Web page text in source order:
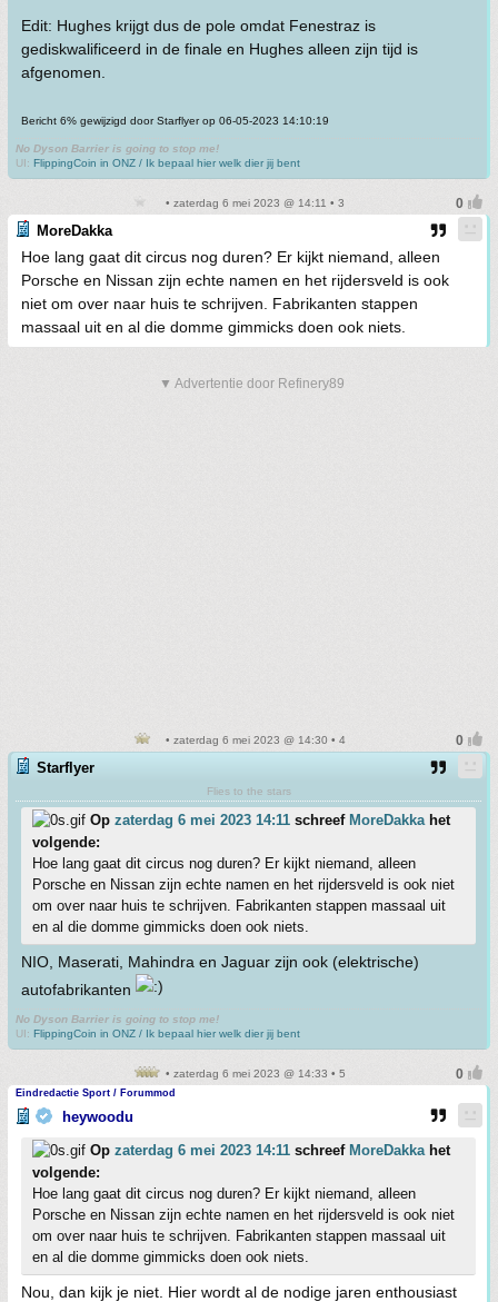
Edit: Hughes krijgt dus de pole omdat Fenestraz is
gediskwalificeerd in de finale en Hughes alleen zijn tijd is
afgenomen.
Bericht 6% gewijzigd door Starflyer op 06-05-2023 14:10:19
No Dyson Barrier is going to stop me!
UI: FlippingCoin in ONZ / Ik bepaal hier welk dier jij bent
• zaterdag 6 mei 2023 @ 14:11 • 3
MoreDakka
Hoe lang gaat dit circus nog duren? Er kijkt niemand, alleen
Porsche en Nissan zijn echte namen en het rijdersveld is ook
niet om over naar huis te schrijven. Fabrikanten stappen
massaal uit en al die domme gimmicks doen ook niets.
▼ Advertentie door Refinery89
• zaterdag 6 mei 2023 @ 14:30 • 4
Starflyer
Flies to the stars
Op zaterdag 6 mei 2023 14:11 schreef MoreDakkahet
volgende:
Hoe lang gaat dit circus nog duren? Er kijkt niemand, alleen
Porsche en Nissan zijn echte namen en het rijdersveld is ook niet
om over naar huis te schrijven. Fabrikanten stappen massaal uit
en al die domme gimmicks doen ook niets.
NIO, Maserati, Mahindra en Jaguar zijn ook (elektrische)
autofabrikanten
No Dyson Barrier is going to stop me!
UI: FlippingCoin in ONZ / Ik bepaal hier welk dier jij bent
• zaterdag 6 mei 2023 @ 14:33 • 5
Eindredactie Sport / Forummod
heywoodu
Op zaterdag 6 mei 2023 14:11 schreef MoreDakkahet
volgende:
Hoe lang gaat dit circus nog duren? Er kijkt niemand, alleen
Porsche en Nissan zijn echte namen en het rijdersveld is ook niet
om over naar huis te schrijven. Fabrikanten stappen massaal uit
en al die domme gimmicks doen ook niets.
Nou, dan kijk je niet. Hier wordt al de nodige jaren enthousiast